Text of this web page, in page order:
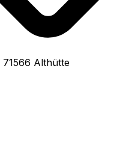
71566 Althütte